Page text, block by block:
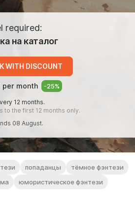
required:
на каталог
WITH DISCOUNT
per month -25%
12 months.
to the first 12 months only.
08 August.
попаданцы
тёмное фэнтези
юмористическое фэнтези